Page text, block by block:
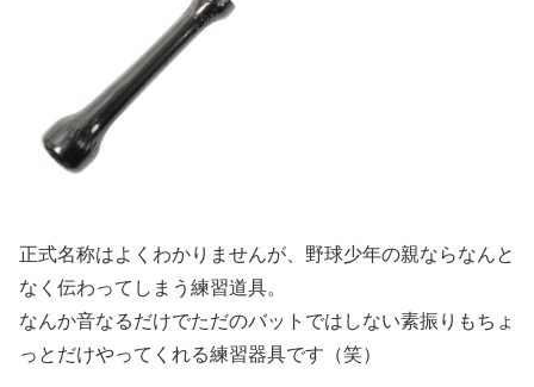
正式名称はよくわかりませんが、野球少年の親ならなんと
なく伝わってしまう練習道具。
なんか音なるだけでただのバットではしない素振りもちょ
っとだけやってくれる練習器具です（笑）